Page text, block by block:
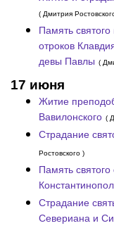
( Дмитрия
Память
отроков
девы Павлы (
17 июня
Житие
Вавилонского (
Страдание
Ростовского )
Память
Страдание
Севериана и